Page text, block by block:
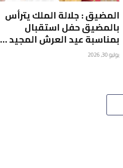
المضيق : جلالة الملك يترأس
بالمضيق حفل استقبال
بمناسبة عيد العرش المجيد …
يوليو 30, 2026